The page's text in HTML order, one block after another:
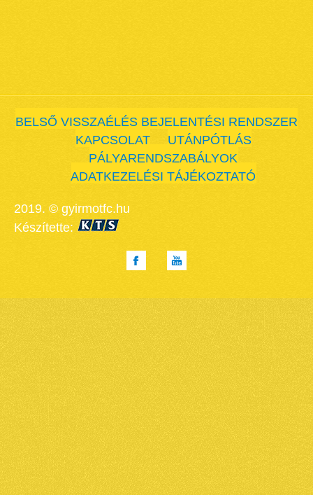
BELSŐ VISSZAÉLÉS BEJELENTÉSI RENDSZER
KAPCSOLAT
UTÁNPÓTLÁS
PÁLYARENDSZABÁLYOK
ADATKEZELÉSI TÁJÉKOZTATÓ
2019. © gyirmotfc.hu
Készítette: